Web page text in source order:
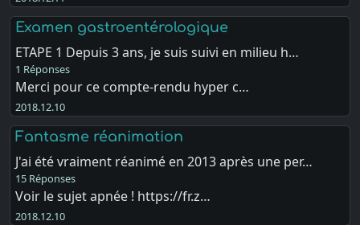
Examen gastroentérologique
ETAPE 1 Depuis 3 ans, je suis suivi en milieu h…
1 Réponses
Merci pour ce compte-rendu hyper c…
2018.12.10
Fantasme réanimation
J'ai été vraiment réanimé en 2013 après une per…
15 Réponses
Voir le sujet apnée ! https://fr.z…
2018.12.10